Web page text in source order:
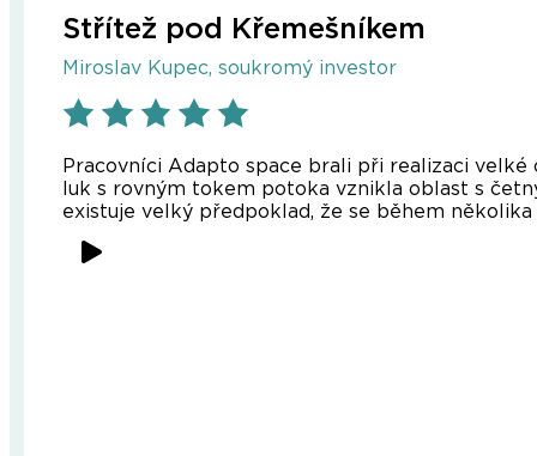
Střítež pod Křemešníkem
Miroslav Kupec, soukromý investor
Pracovníci Adapto space brali při realizaci
luk s rovným tokem potoka vznikla oblast s
existuje velký předpoklad, že se během